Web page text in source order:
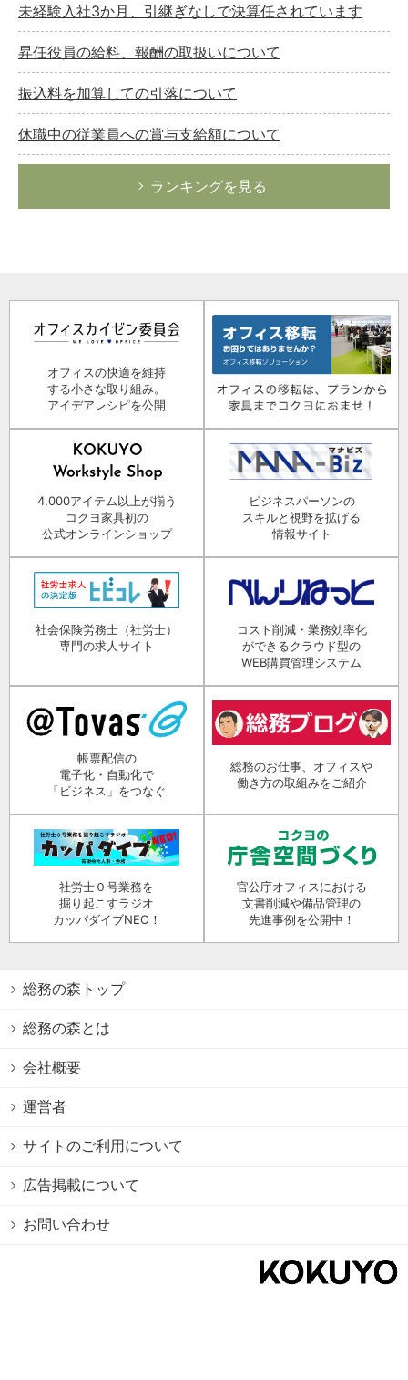
未経験入社3か月、引継ぎなしで決算任されています
昇任役員の給料、報酬の取扱いについて
振込料を加算しての引落について
休職中の従業員への賞与支給額について
ランキングを見る
オフィスの快適を維持
する小さな取り組み。
アイデアレシピを公開
4,000アイテム以上が揃う
コクヨ家具初の
公式オンラインショップ
ビジネスパーソンの
スキルと視野を拡げる
情報サイト
社会保険労務士（社労士）
専門の求人サイト
コスト削減・業務効率化
ができるクラウド型の
WEB購買管理システム
帳票配信の
電子化・自動化で
「ビジネス」をつなぐ
総務のお仕事、オフィスや
働き方の取組みをご紹介
社労士０号業務を
掘り起こすラジオ
カッパダイブNEO！
官公庁オフィスにおける
文書削減や備品管理の
先進事例を公開中！
総務の森トップ
総務の森とは
会社概要
運営者
サイトのご利用について
広告掲載について
お問い合わせ